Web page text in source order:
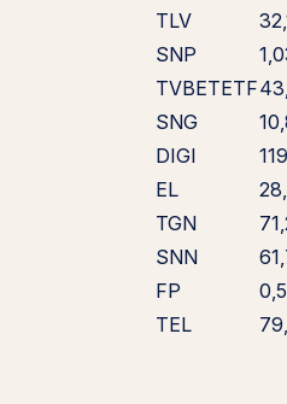
TLV
SNP
TVBETETF
SNG
DIGI
EL
TGN
SNN
FP
TEL